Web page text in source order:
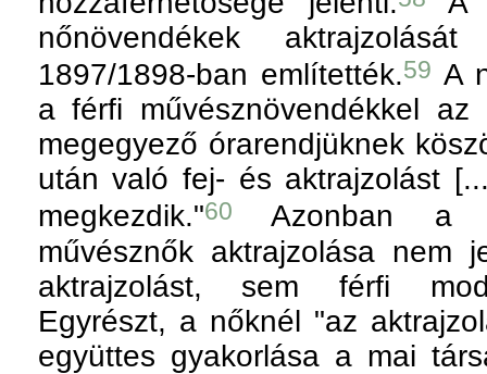
nőnövendékek
1897/1898-ban említették.59 A
a férfi művésznövendékkel az
megegyező órarendjüknek
után való fej- és aktrajzolást
megkezdik."60
Azonban a
művésznők aktrajzolása nem
aktrajzolást, sem férfi
Egyrészt, a nőknél "az
együttes gyakorlása a mai